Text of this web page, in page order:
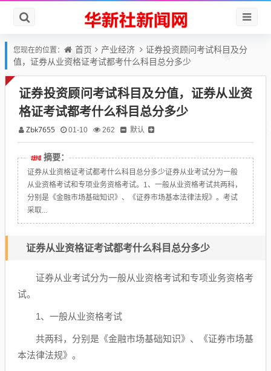
您现在的位置： 首页 产业经济
证券投资顾问考试科目及分
值，证券从业资格证考试都考什么科目总分多少
证券投资顾问考试科目及分值，证券从业资
格证考试都考什么科目总分多少
Zbk7655 01-10 262 默认
摘要：
证券从业资格证考试都考什么科目总分多少证券从业考试分为一般
从业资格考试和专项业务资格考试。1、一般从业资格考试共两科，
分别是《金融市场基础知识》、《证券市场基本法律法规》。考试
采取...
证券从业资格证考试都考什么科目总分多少
证券从业考试分为一般从业资格考试和专项业务资格考
试。
1、一般从业资格考试
共两科，分别是《金融市场基础知识》、《证券市场基
本法律法规》。